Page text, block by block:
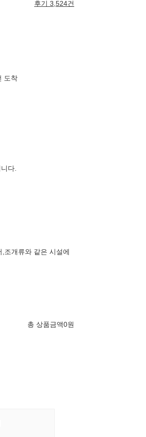
후기 3,524건
도착
다.
조개류와 같은 시설에
총 상품금액0원